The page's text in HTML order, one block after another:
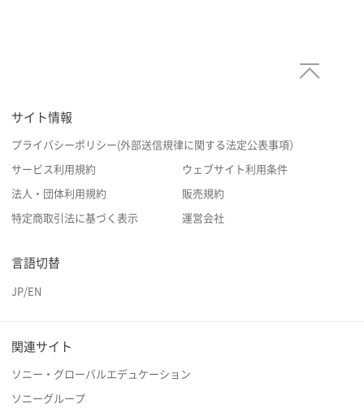
サイト情報
プライバシーポリシー(外部送信規律に関する法定公表事項）
サービス利用規約 ウェブサイト利用条件
法人・団体利用規約 販売規約
特定商取引法に基づく表示 運営会社
言語切替
JP/EN
関連サイト
ソニー・グローバルエデュケーション
ソニーグループ